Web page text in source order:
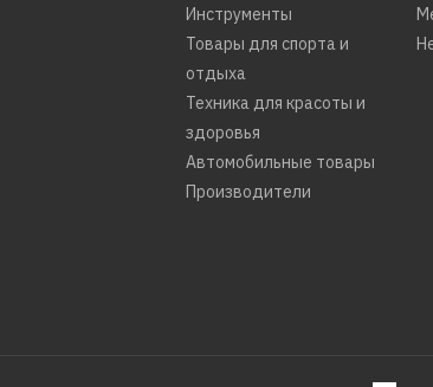
Инструменты
Товары для спорта и
отдыха
Техника для красоты и
здоровья
Автомобильные товары
Производители